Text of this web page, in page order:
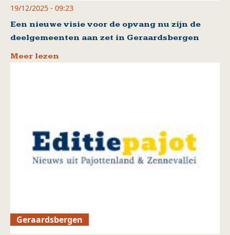
19/12/2025 - 09:23
Een nieuwe visie voor de opvang nu zijn de
deelgemeenten aan zet in Geraardsbergen
Meer lezen
Geraardsbergen